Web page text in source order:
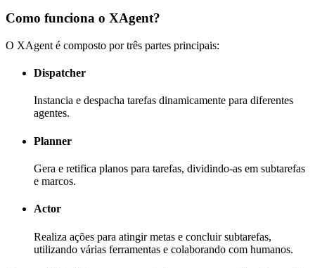
Como funciona o XAgent?
O XAgent é composto por três partes principais:
Dispatcher
Instancia e despacha tarefas dinamicamente para diferentes
agentes.
Planner
Gera e retifica planos para tarefas, dividindo-as em subtarefas
e marcos.
Actor
Realiza ações para atingir metas e concluir subtarefas,
utilizando várias ferramentas e colaborando com humanos.